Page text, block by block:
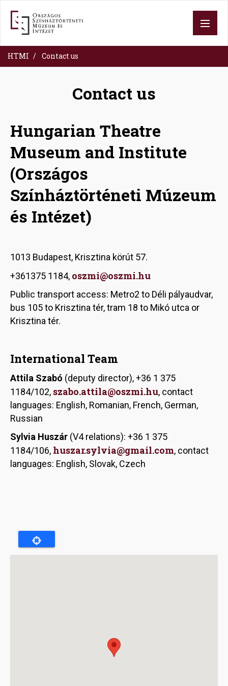
content
HTMI Contact us
Contact us
Hungarian Theatre
Museum and Institute
(Országos
Színháztörténeti Múzeum
és Intézet)
1013 Budapest, Krisztina körút 57.
+361375 1184, oszmi@oszmi.hu
Public transport access: Metro2 to Déli pályaudvar,
bus 105 to Krisztina tér, tram 18 to Mikó utca or
Krisztina tér.
International Team
Attila Szabó (deputy director), +36 1 375
1184/102, szabo.attila@oszmi.hu, contact
languages: English, Romanian, French, German,
Russian
Sylvia Huszár (V4 relations): +36 1 375
1184/106, huszar.sylvia@gmail.com, contact
languages: English, Slovak, Czech